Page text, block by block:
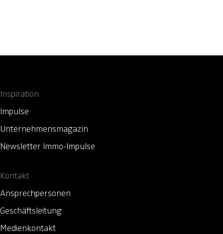
Inspiration
Impulse
Unternehmensmagazin
Newsletter Immo-Impulse
Kontakt
Ansprechpersonen
Geschäftsleitung
Medienkontakt